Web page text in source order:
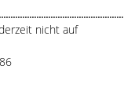
nicht auf